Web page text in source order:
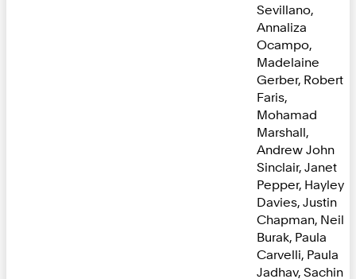
Sevillano,
Annaliza
Ocampo,
Madelaine
Gerber, Robert
Faris,
Mohamad
Marshall,
Andrew John
Sinclair, Janet
Pepper, Hayley
Davies, Justin
Chapman, Neil
Burak, Paula
Carvelli, Paula
Jadhav, Sachin